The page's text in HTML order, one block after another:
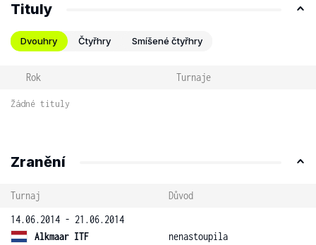
Tituly
Dvouhry Čtyřhry Smíšené čtyřhry
Rok Turnaje
Žádné tituly
Zranění
Turnaj
Důvod
14.06.2014 - 21.06.2014
Alkmaar ITF
nenastoupila